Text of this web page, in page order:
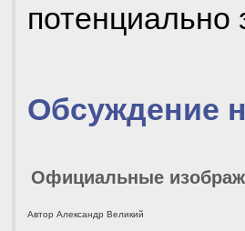
Обсуждение
Официальные
Автор Александр Великий